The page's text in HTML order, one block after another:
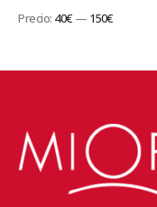
Precio: 40€ — 150€